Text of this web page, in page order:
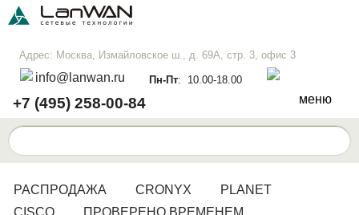
Адрес: Москва, Измайловское ш., д. 69А, стр. 3, офис 3
info@lanwan.ru Пн-Пт: 10.00-18.00
+7 (495) 258-00-84 меню
РАСПРОДАЖА CRONYX
PLANET
CISCO
ПРОВЕРЕНО ВРЕМЕНЕМ